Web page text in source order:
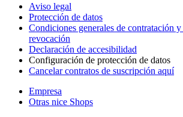
Aviso legal
Protección de datos
Condiciones generales de contratación
revocación
Declaración de accesibilidad
Configuración de protección de datos
Cancelar contratos de suscripción aquí
Empresa
Otras nice Shops